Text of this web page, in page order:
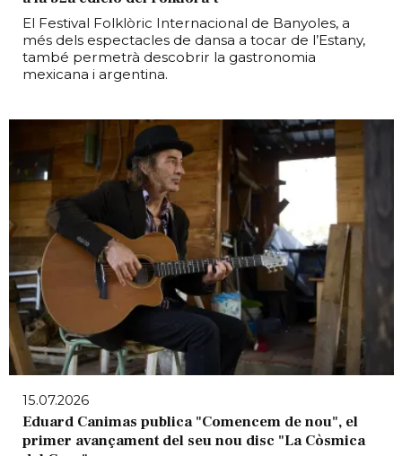
El Festival Folklòric Internacional de Banyoles, a
més dels espectacles de dansa a tocar de l’Estany,
també permetrà descobrir la gastronomia
mexicana i argentina.
15.07.2026
Eduard Canimas publica "Comencem de nou", el
primer avançament del seu nou disc "La Còsmica